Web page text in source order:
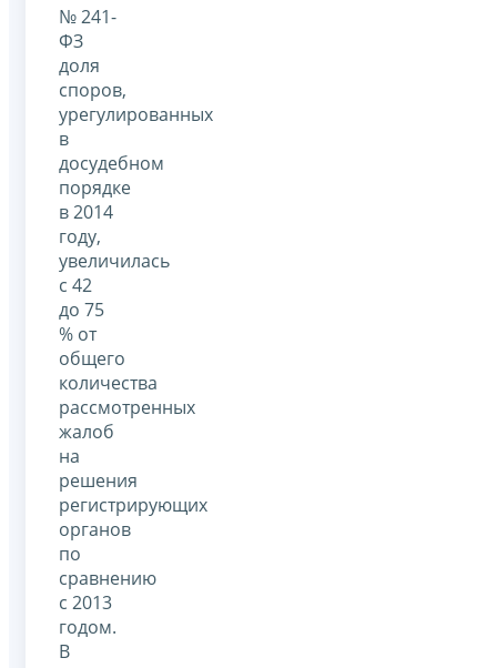
№ 241-
ФЗ
доля
споров,
урегулированных
в
досудебном
порядке
в 2014
году,
увеличилась
с 42
до 75
% от
общего
количества
рассмотренных
жалоб
на
решения
регистрирующих
органов
по
сравнению
с 2013
годом.
В